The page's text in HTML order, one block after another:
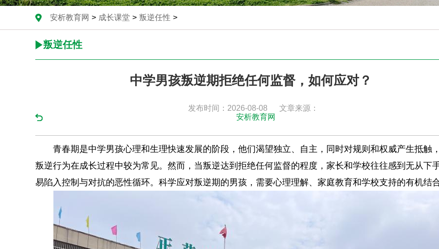
安析教育网 > 成长课堂 > 叛逆任性 >
叛逆任性
中学男孩叛逆期拒绝任何监督，如何应对？
发布时间：2026-08-08
文章来源：
安析教育网
青春期是中学男孩心理和生理快速发展的阶段，他们渴望独立、自主，同时对规则和权威产生抵触
叛逆行为在成长过程中较为常见。然而，当叛逆达到拒绝任何监督的程度，家长和学校往往感到无从下
易陷入控制与对抗的恶性循环。科学应对叛逆期的男孩，需要心理理解、家庭教育和学校支持的有机结合